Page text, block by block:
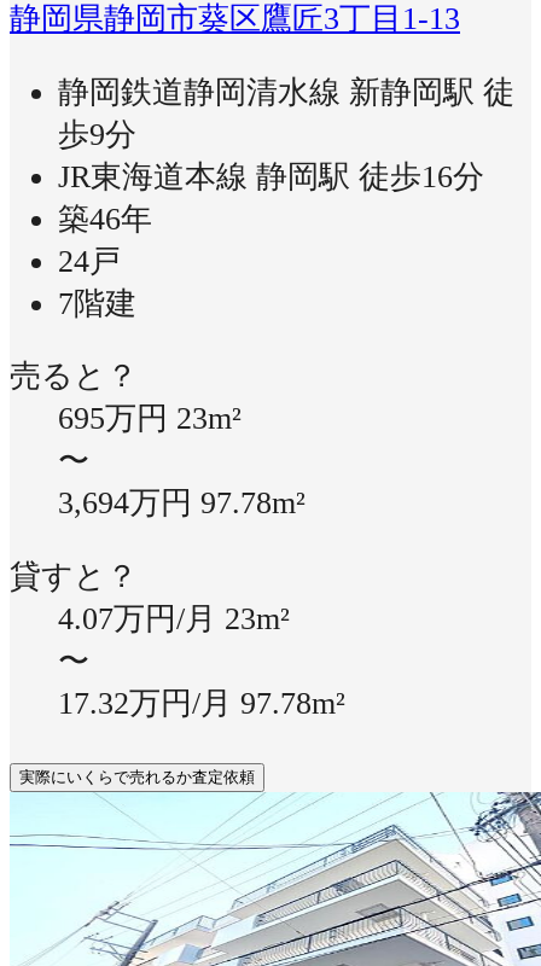
静岡県静岡市葵区鷹匠3丁目1-13
静岡鉄道静岡清水線 新静岡駅 徒
歩9分
JR東海道本線 静岡駅 徒歩16分
築46年
24戸
7階建
売ると？
695万円 23m²
〜
3,694万円 97.78m²
貸すと？
4.07万円/月 23m²
〜
17.32万円/月 97.78m²
実際にいくらで売れるか査定依頼